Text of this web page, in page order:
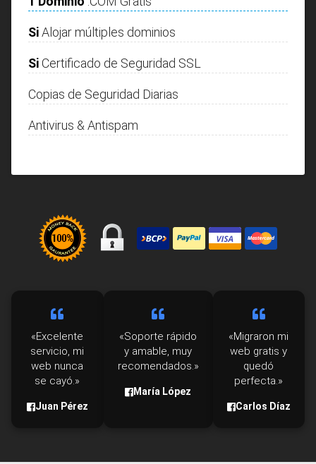
SiAlojar múltiples dominios
SiCertificado de Seguridad SSL
Copias de Seguridad Diarias
Antivirus & Antispam
«Excelente
servicio, mi
web nunca
se cayó.»
Juan Pérez
«Soporte rápido
y amable, muy
recomendados.»
María López
«Migraron mi
web gratis y
quedó
perfecta.»
Carlos Díaz